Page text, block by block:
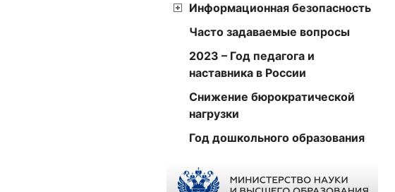
Информационная безопасность
Часто задаваемые вопросы
2023 – Год педагога и
наставника в России
Снижение бюрократической
нагрузки
Год дошкольного образования